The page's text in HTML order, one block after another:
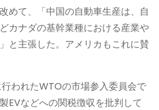
めて、「中国の自動車生産は、自
カナダの基幹業種における産業や
と主張した。アメリカもこれに賛
行われたWTOの市場参入委員会で
EVなどへの関税徴収を批判して